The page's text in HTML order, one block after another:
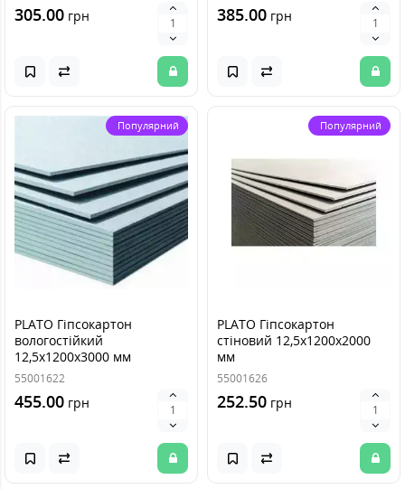
305.00 грн 385.00 грн
Популярний
PLATO Гіпсокартон
вологостійкий
12,5х1200х3000 мм
55001622
455.00 грн
Популярний
PLATO Гіпсокартон
стіновий 12,5х1200х2000
мм
55001626
252.50 грн